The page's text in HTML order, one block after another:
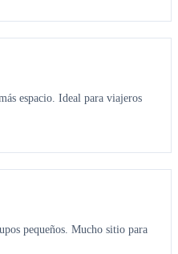
espacio. Ideal para viajeros
pequeños. Mucho sitio para